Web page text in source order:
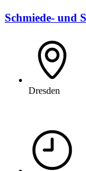
Schmiede- und
Dresden